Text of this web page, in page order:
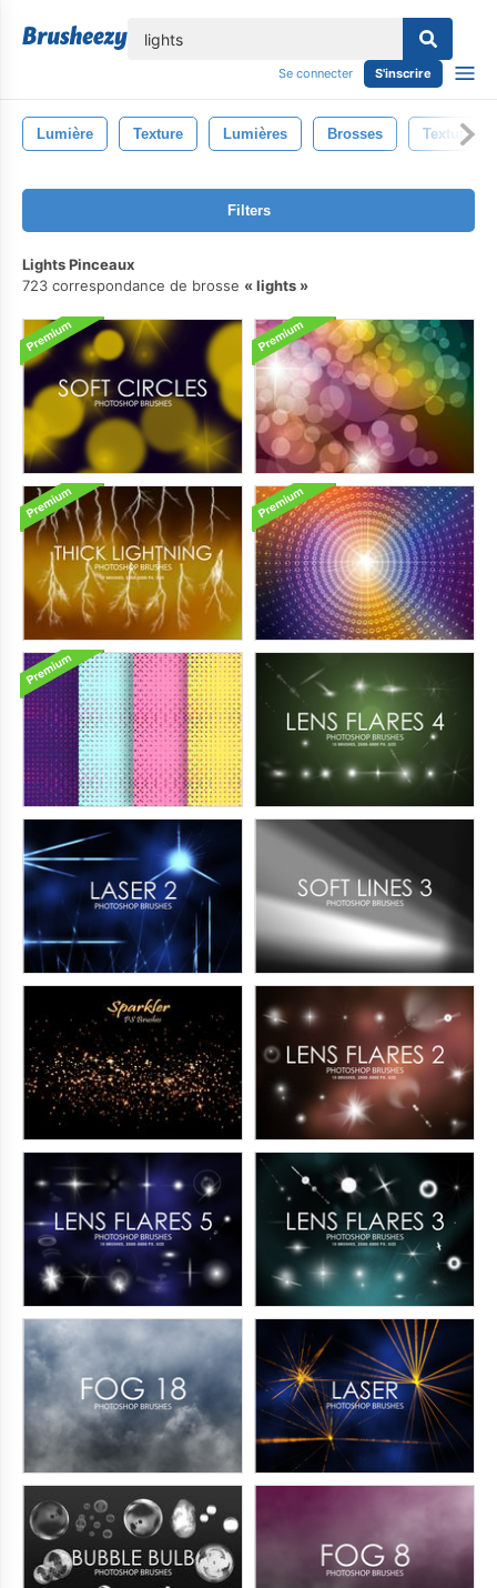
Se connecter S'inscrire
Lumière Texture Lumières Brosses Textures
Filters
Lights Pinceaux
723 correspondance de brosse
lights